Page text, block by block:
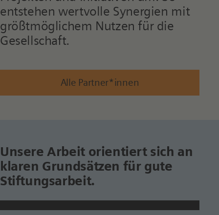
entstehen wertvolle Synergien mit
größtmöglichem Nutzen für die
Gesellschaft.
Alle Partner*innen
Unsere Arbeit orientiert sich an
klaren Grundsätzen für gute
Stiftungsarbeit.